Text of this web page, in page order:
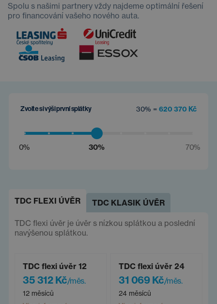
Spolu s našimi partnery vždy najdeme optimální řešení
pro financování vašeho nového auta.
Zvolte si výši první splátky 30% = 620 370 Kč
0% 30% 70%
TDC FLEXI ÚVĚR TDC KLASIK ÚVĚR
TDC flexi úvěr je úvěr s nízkou splátkou a poslední
navýšenou splátkou.
TDC flexi úvěr 12
35 312 Kč/měs.
12 měsíců
TDC flexi úvěr 24
31 069 Kč/měs.
24 měsíců